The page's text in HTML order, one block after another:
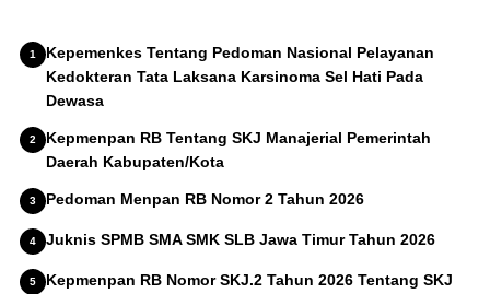
Kepemenkes Tentang Pedoman Nasional Pelayanan
Kedokteran Tata Laksana Karsinoma Sel Hati Pada
Dewasa
Kepmenpan RB Tentang SKJ Manajerial Pemerintah
Daerah Kabupaten/Kota
Pedoman Menpan RB Nomor 2 Tahun 2026
Juknis SPMB SMA SMK SLB Jawa Timur Tahun 2026
Kepmenpan RB Nomor SKJ.2 Tahun 2026 Tentang SKJ